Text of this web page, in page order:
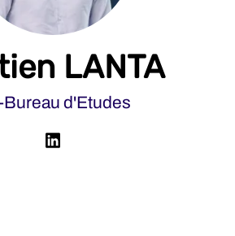
LANTA
Bureau d'Etudes